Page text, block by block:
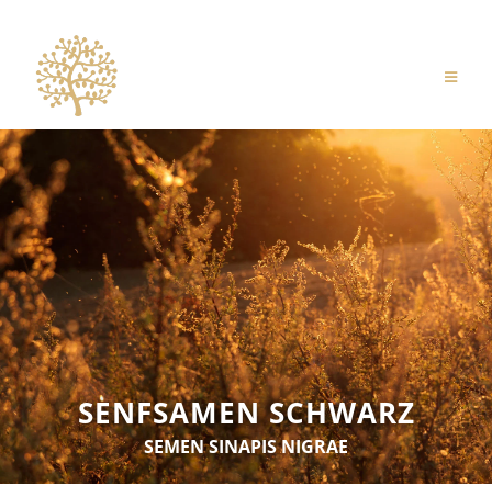
SENFSAMEN SCHWARZ
SEMEN SINAPIS NIGRAE